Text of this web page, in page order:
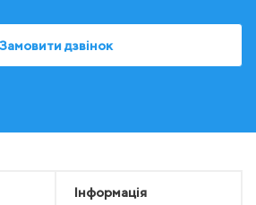
Замовити дзвінок
Інформація